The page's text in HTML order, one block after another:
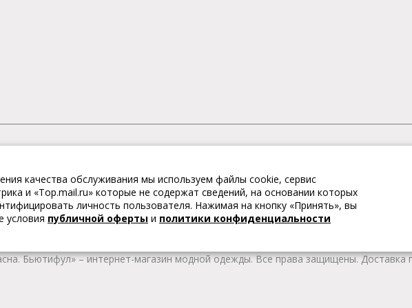
Бьютифул» – это коллекции модной женской, мужской, детской одежды и
получаете качественные товары из Европы по привлекательным
одежду европейских брендов. В каталоге представлена модная одежда различных
широкий ассортимент удобной женской и мужской обуви на любой сезон. Весь
Бьютифул» – интернет-магазин модной одежды. Все права защищены. Доставка
качества обслуживания мы используем файлы cookie, сервис
и «Top.mail.ru» которые не содержат сведений, на основании которых
личность пользователя. Нажимая на кнопку «Принять», вы
условия публичной оферты и политики конфиденциальности